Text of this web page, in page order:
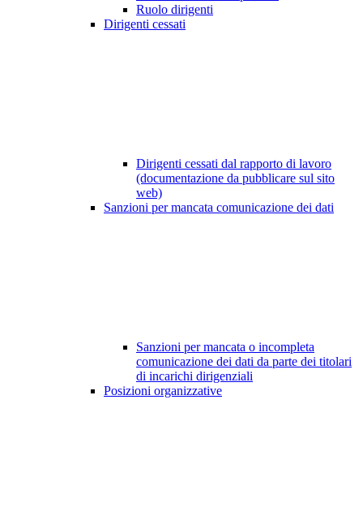
Ruolo dirigenti
Dirigenti cessati
Dirigenti cessati dal rapporto di lavoro
(documentazione da pubblicare sul sito
web)
Sanzioni per mancata comunicazione dei dati
Sanzioni per mancata o incompleta
comunicazione dei dati da parte dei titolari
di incarichi dirigenziali
Posizioni organizzative